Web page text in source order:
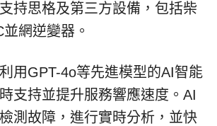
持思格及第三方設備，包括柴
網逆變器。
用GPT-4o等先進模型的AI智能
支持並提升服務響應速度。AI
測故障，進行實時分析，並快